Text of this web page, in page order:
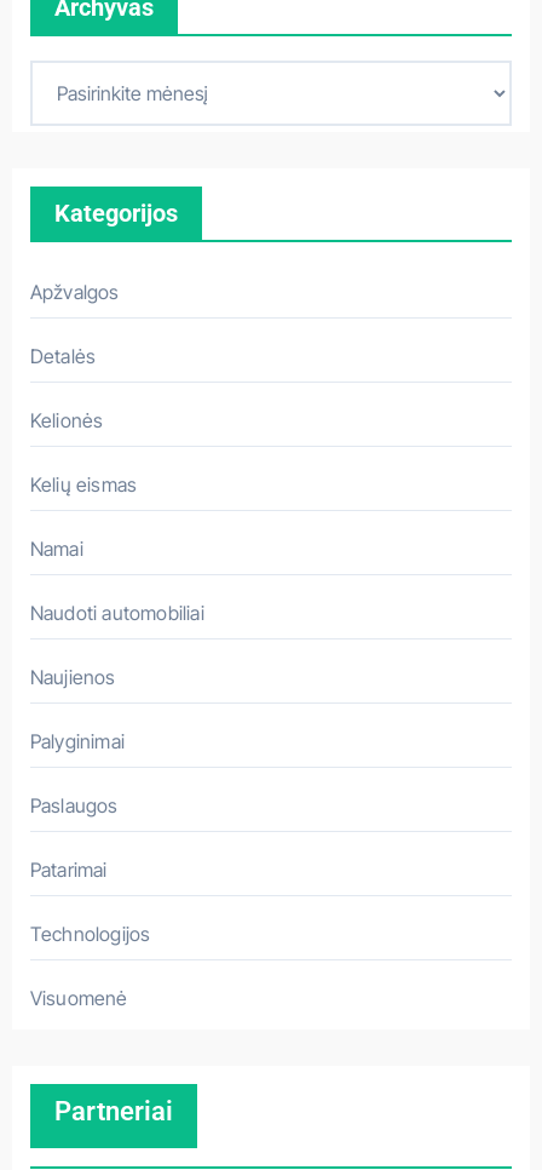
Archyvas
v
a
s
Kategorijos
Apžvalgos
Detalės
Kelionės
Kelių eismas
Namai
Naudoti automobiliai
Naujienos
Palyginimai
Paslaugos
Patarimai
Technologijos
Visuomenė
Partneriai